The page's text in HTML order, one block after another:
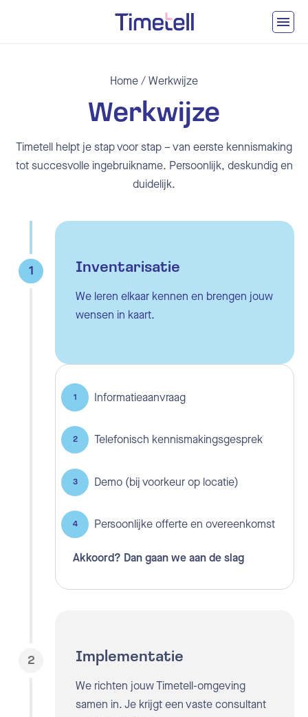
Home/Werkwijze
Werkwijze
Timetell helpt je stap voor stap – van eerste kennismaking
tot succesvolle ingebruikname. Persoonlijk, deskundig en
duidelijk.
1 Inventarisatie
We leren elkaar kennen en brengen jouw
wensen in kaart.
Informatieaanvraag
Telefonisch kennismakingsgesprek
Demo (bij voorkeur op locatie)
Persoonlijke offerte en overeenkomst
Akkoord? Dan gaan we aan de slag
2 Implementatie
We richten jouw Timetell-omgeving
samen in. Je krijgt een vaste consultant